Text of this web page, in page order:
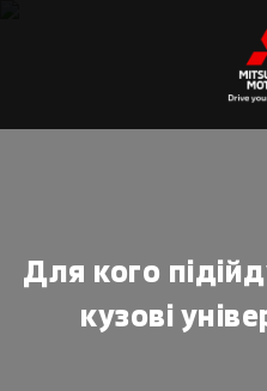
Для кого
кузові